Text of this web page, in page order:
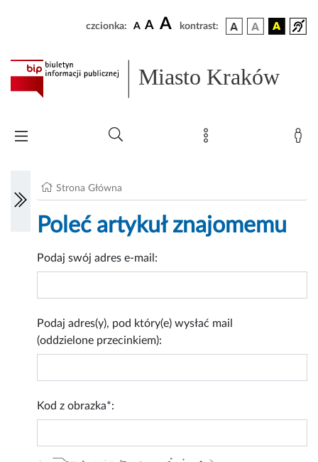
czcionka: A A A kontrast:
Miasto Kraków
Strona Główna
Poleć artykuł znajomemu
Podaj swój adres e-mail:
Podaj adres(y), pod który(e) wysłać mail
(oddzielone przecinkiem):
Kod z obrazka*: